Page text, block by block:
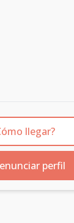
llegar?
perfil